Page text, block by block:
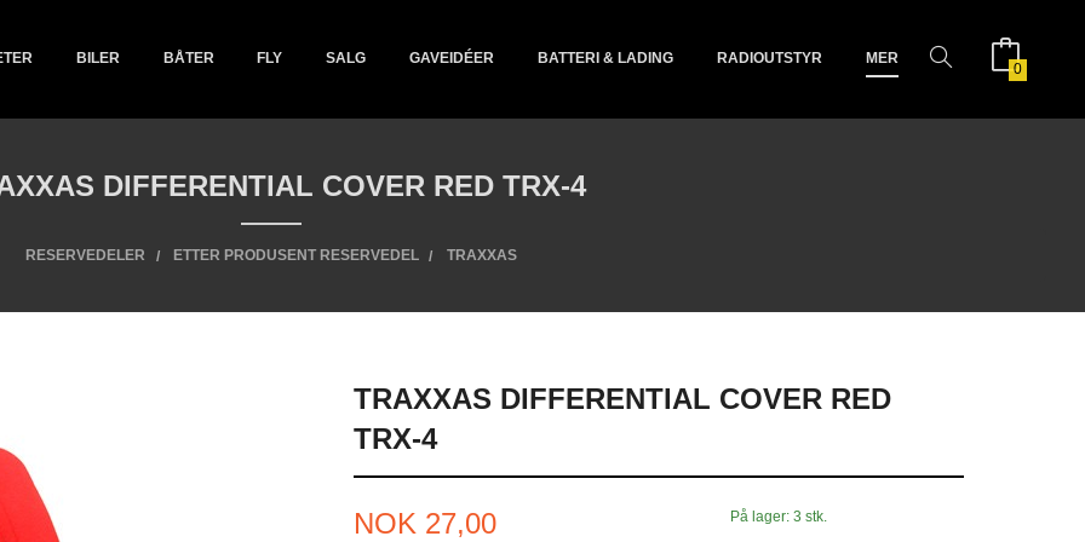
BILER BÅTER FLY SALG GAVEIDÉER BATTERI & LADING RADIOUTSTYR MER
0
DIFFERENTIAL COVER RED TRX-4
RESERVEDELER ETTER PRODUSENT RESERVEDEL TRAXXAS
TRAXXAS DIFFERENTIAL COVER RED
TRX-4
Tilbud
NOK 27,00 På lager: 3 stk.